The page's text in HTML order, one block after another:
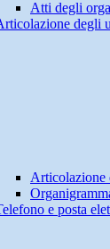
Atti degli
degli
e posta